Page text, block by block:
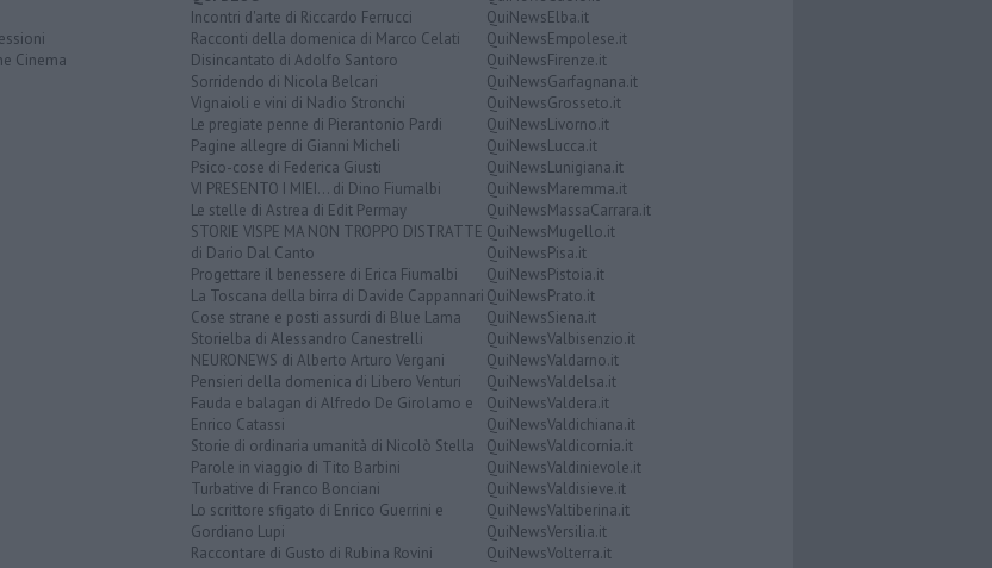
Cinema
Incontri d'arte di Riccardo Ferrucci
Racconti della domenica di Marco Celati
Disincantato di Adolfo Santoro
Sorridendo di Nicola Belcari
Vignaioli e vini di Nadio Stronchi
Le pregiate penne di Pierantonio Pardi
Pagine allegre di Gianni Micheli
Psico-cose di Federica Giusti
VI PRESENTO I MIEI... di Dino Fiumalbi
Le stelle di Astrea di Edit Permay
STORIE VISPE MA NON TROPPO DISTRATTE
di Dario Dal Canto
Progettare il benessere di Erica Fiumalbi
La Toscana della birra di Davide Cappannari
Cose strane e posti assurdi di Blue Lama
Storielba di Alessandro Canestrelli
NEURONEWS di Alberto Arturo Vergani
Pensieri della domenica di Libero Venturi
Fauda e balagan di Alfredo De Girolamo e
Enrico Catassi
Storie di ordinaria umanità di Nicolò Stella
Parole in viaggio di Tito Barbini
Turbative di Franco Bonciani
Lo scrittore sfigato di Enrico Guerrini e
Gordiano Lupi
Raccontare di Gusto di Rubina Rovini
QuiNewsElba.it
QuiNewsEmpolese.it
QuiNewsFirenze.it
QuiNewsGarfagnana.it
QuiNewsGrosseto.it
QuiNewsLivorno.it
QuiNewsLucca.it
QuiNewsLunigiana.it
QuiNewsMaremma.it
QuiNewsMassaCarrara.it
QuiNewsMugello.it
QuiNewsPisa.it
QuiNewsPistoia.it
QuiNewsPrato.it
QuiNewsSiena.it
QuiNewsValbisenzio.it
QuiNewsValdarno.it
QuiNewsValdelsa.it
QuiNewsValdera.it
QuiNewsValdichiana.it
QuiNewsValdicornia.it
QuiNewsValdinievole.it
QuiNewsValdisieve.it
QuiNewsValtiberina.it
QuiNewsVersilia.it
QuiNewsVolterra.it